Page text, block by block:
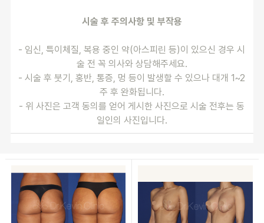
시술 후 주의사항 및 부작용
- 임신, 특이체질, 복용 중인 약(아스피린 등)이 있으신 경우 시
술 전 꼭 의사와 상담해주세요.
- 시술 후 붓기, 홍반, 통증, 멍 등이 발생할 수 있으나 대개 1~2
주 후 완화됩니다.
- 위 사진은 고객 동의를 얻어 게시한 사진으로 시술 전후는 동
일인의 사진입니다.